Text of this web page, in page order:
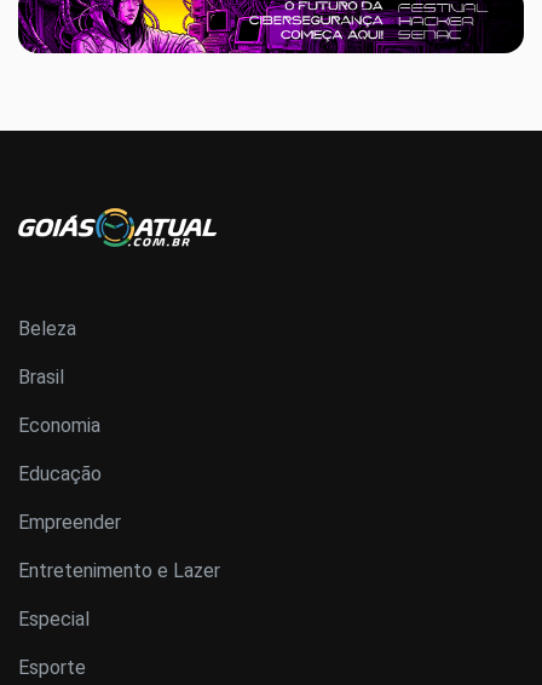
Beleza
Brasil
Economia
Educação
Empreender
Entretenimento e Lazer
Especial
Esporte